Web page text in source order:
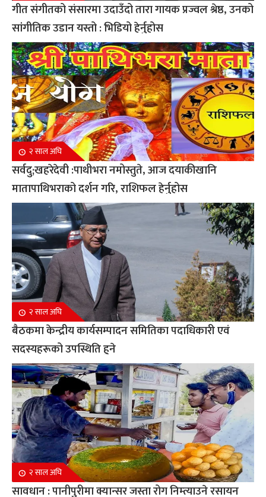
गीत संगीतको संसारमा उदाउँदो तारा गायक प्रज्वल श्रेष्ठ, उनको
सांगीतिक उडान यस्तो : भिडियो हेर्नुहोस
२ साल अघि
सर्वदु;खहरेदेवी :पाथीभरा नमोस्तुते, आज दयाकीखानि
मातापाथिभराको दर्शन गरि, राशिफल हेर्नुहोस
२ साल अघि
बैठकमा केन्द्रीय कार्यसम्पादन समितिका पदाधिकारी एवं
सदस्यहरूको उपस्थिति हुने
२ साल अघि
सावधान : पानीपुरीमा क्यान्सर जस्ता रोग निम्त्याउने रसायन